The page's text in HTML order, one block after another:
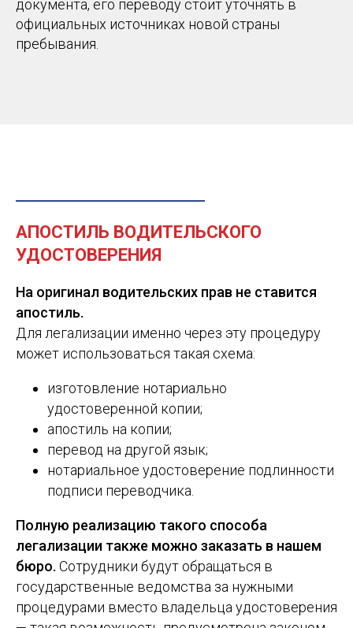
документа, его переводу стоит уточнять в
официальных источниках новой страны
пребывания.
АПОСТИЛЬ ВОДИТЕЛЬСКОГО
УДОСТОВЕРЕНИЯ
На оригинал водительских прав не ставится
апостиль.
Для легализации именно через эту процедуру
может использоваться такая схема:
изготовление нотариально
удостоверенной копии;
апостиль на копии;
перевод на другой язык;
нотариальное удостоверение подлинности
подписи переводчика.
Полную реализацию такого способа
легализации также можно заказать в нашем
бюро. Сотрудники будут обращаться в
государственные ведомства за нужными
процедурами вместо владельца удостоверения